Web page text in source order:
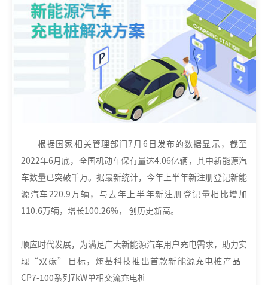
根据国家相关管理部门7月6日发布的数据显示，截至
2022年6月底，全国机动车保有量达4.06亿辆，其中新能源汽
车数量已突破千万。据最新统计，今年上半年新注册登记新能
源汽车220.9万辆，与去年上半年新注册登记量相比增加
110.6万辆，增长100.26%， 创历史新高。
顺应时代发展，为满足广大新能源汽车用户充电需求，助力实
现“双碳” 目标，熵基科技推出首款新能源充电桩产品--
CP7-100系列7kW单相交流充电桩